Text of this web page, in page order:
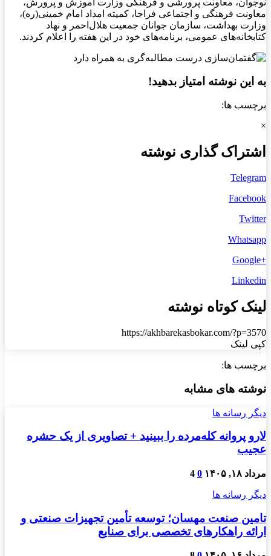
نوجوان، معاونت پرورشی و فرهنگی وزارت آموزش و پرورش،
معاونت فرهنگی و اجتماعی فراجا، کمیته امداد امام خمینی(ره)،
وزارت بهداشت، سازمان جوانان جمعیت هلال‌احمر و نهاد
کتابخانه‌های عمومی، برنامه‌های خود در این هفته را اعلام کردند.
به این نوشته امتیاز بدهید!
برچسب ها:
×
اشتراک گذاری نوشته
Telegram
Facebook
Twitter
Whatsapp
+Google
Linkedin
لینک کوتاه نوشته
https://akhbarekasbokar.com/?p=3570
کپی لینک
برچسب ها:
نوشته های مشابه
دیگر رسانه ها
لارو پروانه کله‌مرده را ببینید + تصاویری از یک حشره
عجیب
مرداد ۱۸, ۱۴۰۵ 0
4
دیگر رسانه ها
تامین صنعت مهسان؛ توسعه تأمین تجهیزات صنعتی و
ارائه راهکارهای تخصصی برای صنایع